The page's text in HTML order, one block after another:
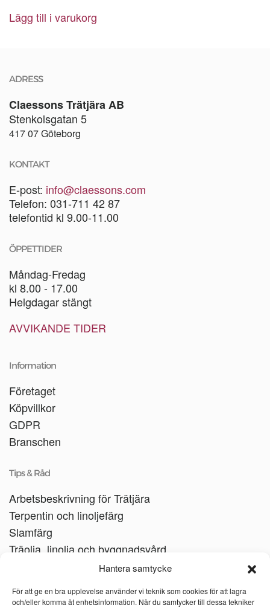
Hantera samtycke
För att ge en bra upplevelse använder vi teknik som cookies för att lagra
och/eller komma åt enhetsinformation. När du samtycker till dessa tekniker
Lägg till i varukorg
ADRESS
Claessons Trätjära AB
Stenkolsgatan 5
417 07 Göteborg
KONTAKT
E-post: info@claessons.com
Telefon: 031-711 42 87
telefontid kl 9.00-11.00
ÖPPETTIDER
Måndag-Fredag
kl 8.00 - 17.00
Helgdagar stängt
AVVIKANDE TIDER
Information
Företaget
Köpvillkor
GDPR
Branschen
Tips & Råd
Arbetsbeskrivning för Trätjära
Terpentin och linoljefärg
Slamfärg
Träolja, linolja och byggnadsvård